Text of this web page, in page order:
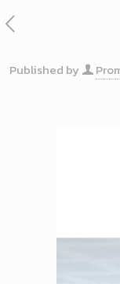
Published by